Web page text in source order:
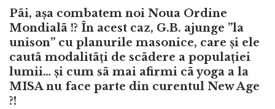
Pãi, așa combatem noi Noua Ordine
Mondialã !? În acest caz, G.B. ajunge ”la
unison” cu planurile masonice, care și ele
cautã modalitãți de scãdere a populației
lumii… și cum sã mai afirmi cã yoga a la
MISA nu face parte din curentul New Age
?!